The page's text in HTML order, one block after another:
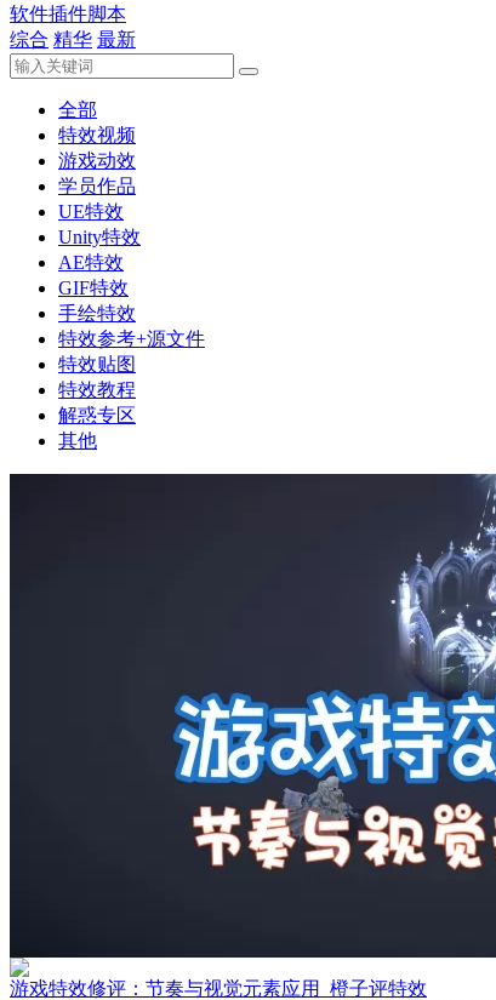
软件插件脚本
综合 精华 最新
全部
特效视频
游戏动效
学员作品
UE特效
Unity特效
AE特效
GIF特效
手绘特效
特效参考+源文件
特效贴图
特效教程
解惑专区
其他
游戏特效修评：节奏与视觉元素应用_橙子评特效